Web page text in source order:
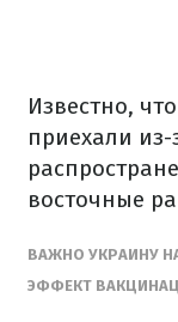
Известно,
приехали
восточные
ВАЖНО УКРАИНУ
ЭФФЕКТ